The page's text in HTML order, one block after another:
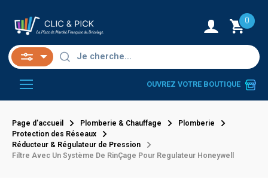
0
OUVREZ VOTRE BOUTIQUE
Page d'accueil Plomberie & Chauffage
Plomberie
Protection des Réseaux
Réducteur & Régulateur de Pression
Filtre Avec Un Système De RinÇage Pour Regulateur Honeywell